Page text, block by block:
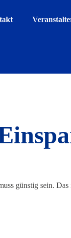
günstig sein.